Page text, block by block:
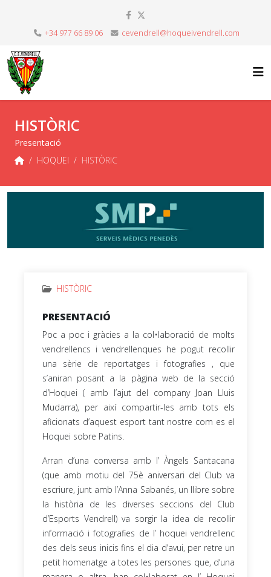
+34 977 66 89 06 cevendrell@hoqueivendrell.com
HISTÒRIC
Presentació
HOQUEI
HISTÒRIC
HISTÒRIC
PRESENTACIÓ
Poc a poc i gràcies a la col•laboració de molts
vendrellencs i vendrellenques he pogut recollir
una sèrie de reportatges i fotografies , que
s’aniran posant a la pàgina web de la secció
d’Hoquei ( amb l’ajut del company Joan Lluis
Mudarra), per així compartir-les amb tots els
aficionats d’aquest esport tant nostre com es el
Hoquei sobre Patins.
Arran d’una conversa amb l’ Àngels Santacana
(que amb motiu del 75è aniversari del Club va
escriure, junt amb l’Anna Sabanés, un llibre sobre
la història de les diverses seccions del Club
d’Esports Vendrell) va sorgir la idea de recollir
informació i fotografies de l’ hoquei vendrellenc
des dels seus inicis fins el dia d’avui, per retre un
petit homenatge a totes les persones que, d’una